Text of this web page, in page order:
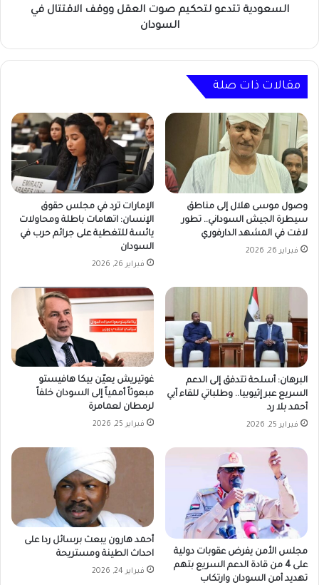
السعودية تتدعو لتحكيم صوت العقل ووقف الاقتتال في
السودان
مقالات ذات صلة
وصول موسى هلال إلى مناطق
سيطرة الجيش السوداني.. تطور
لافت في المشهد الدارفوري
فبراير 26, 2026
الإمارات ترد في مجلس حقوق
الإنسان: اتهامات باطلة ومحاولات
يائسة للتغطية على جرائم حرب في
السودان
فبراير 26, 2026
البرهان: أسلحة تتدفق إلى الدعم
السريع عبر إثيوبيا.. وطلباتي للقاء آبي
أحمد بلا رد
فبراير 25, 2026
غوتيريش يعيّن بيكا هافيستو
مبعوثاً أممياً إلى السودان خلفاً
لرمطان لعمامرة
فبراير 25, 2026
مجلس الأمن يفرض عقوبات دولية
على 4 من قادة الدعم السريع بتهم
تهديد أمن السودان وارتكاب
أحمد هارون يبعث برسائل ردا على
احداث الطينة ومستريحة
فبراير 24, 2026